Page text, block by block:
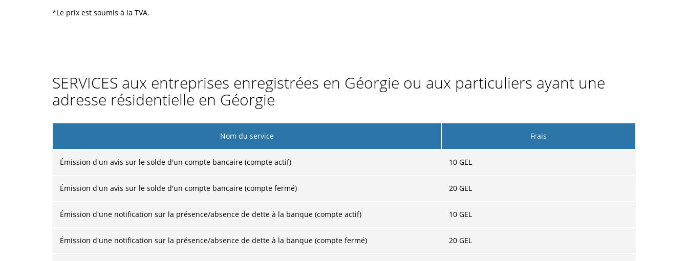
*Le prix est soumis à la TVA.
SERVICES aux entreprises enregistrées en Géorgie ou aux particuliers ayant une
adresse résidentielle en Géorgie
Nom du service Frais
Émission d'un avis sur le solde d'un compte bancaire (compte actif) 10 GEL
Émission d'un avis sur le solde d'un compte bancaire (compte fermé) 20 GEL
Émission d'une notification sur la présence/absence de dette à la banque (compte actif) 10 GEL
Émission d'une notification sur la présence/absence de dette à la banque (compte fermé) 20 GEL